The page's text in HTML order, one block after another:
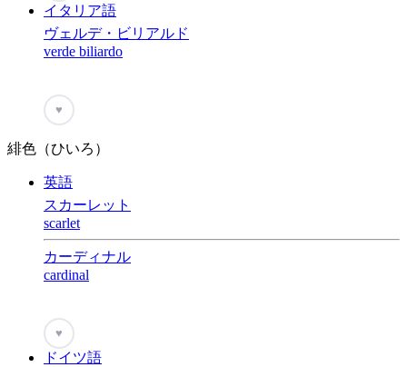
イタリア語
ヴェルデ・ビリアルド
verde biliardo
♥
緋色（ひいろ）
英語
スカーレット
scarlet
カーディナル
cardinal
♥
ドイツ語